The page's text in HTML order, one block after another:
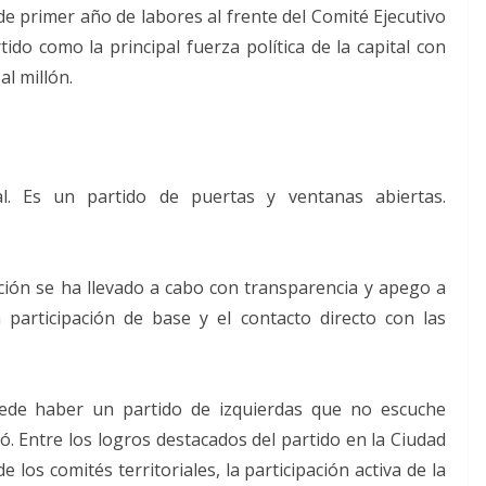
primer año de labores al frente del Comité Ejecutivo
como la principal fuerza política de la capital con
millón.
Es un partido de puertas y ventanas abiertas.
se ha llevado a cabo con transparencia y apego a
de base y el contacto directo con las
haber un partido de izquierdas que no escuche
Entre los logros destacados del partido en la Ciudad
los comités territoriales, la participación activa de la